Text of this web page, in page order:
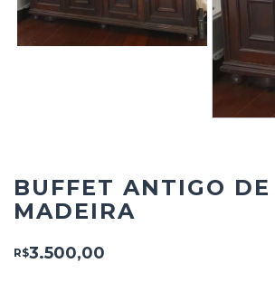
BUFFET ANTIGO DE
MADEIRA
R$3.500,00